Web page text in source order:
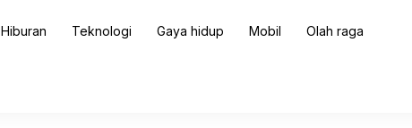
Hiburan Teknologi Gaya hidup Mobil Olah raga